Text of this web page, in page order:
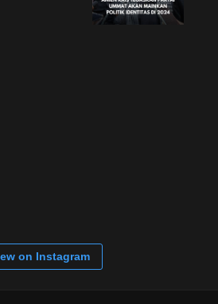
on Instagram